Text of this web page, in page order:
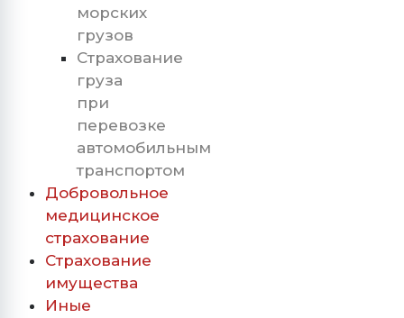
морских
грузов
Страхование
груза
при
перевозке
автомобильным
транспортом
Добровольное
медицинское
страхование
Страхование
имущества
Иные